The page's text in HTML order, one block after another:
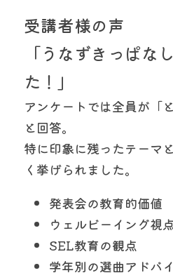
受講者様の声
「うなずきっぱな
た！」
アンケートでは全員が「
と回答。
特に印象に残ったテーマ
く挙げられました。
発表会の教育的価値
ウェルビーイング視
SEL教育の観点
学年別の選曲アドバ